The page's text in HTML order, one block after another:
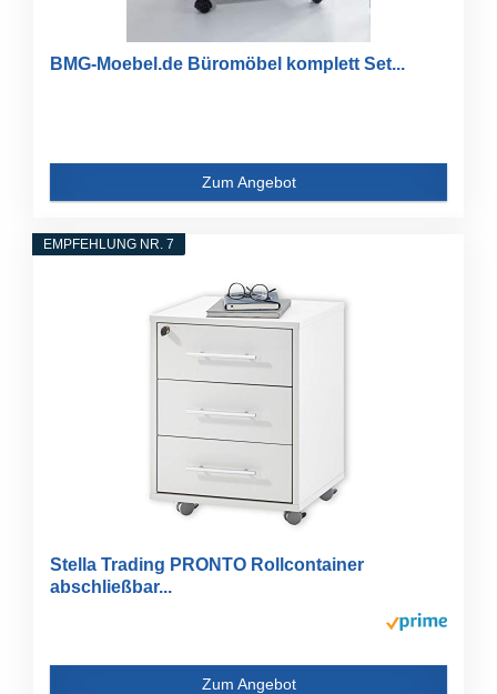
BMG-Moebel.de Büromöbel komplett Set...
Zum Angebot
EMPFEHLUNG NR. 7
Stella Trading PRONTO Rollcontainer
abschließbar...
Zum Angebot